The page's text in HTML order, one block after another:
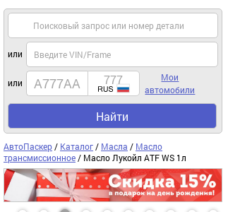
или
или
Мои
автомобили
Найти
АвтоПаскер / Каталог / Масла / Масло
трансмиссионное / Масло Лукойл ATF WS 1л